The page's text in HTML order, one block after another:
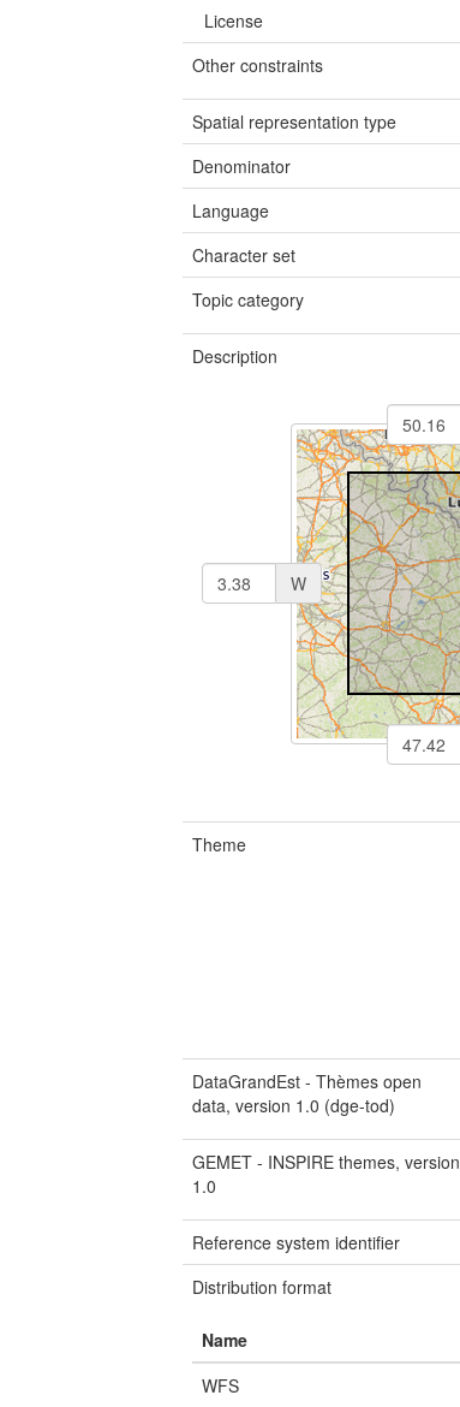
License
Other constraints
Spatial representation type
Denominator
Language
Character set
Topic category
Description
W
Theme
DataGrandEst - Thèmes open
data, version 1.0 (dge-tod)
GEMET - INSPIRE themes, version
1.0
Reference system identifier
Distribution format
Name
WFS